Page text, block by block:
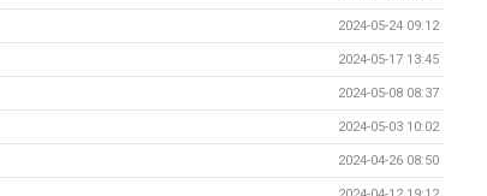
2024-05-24 09:12
2024-05-17 13:45
2024-05-08 08:37
2024-05-03 10:02
2024-04-26 08:50